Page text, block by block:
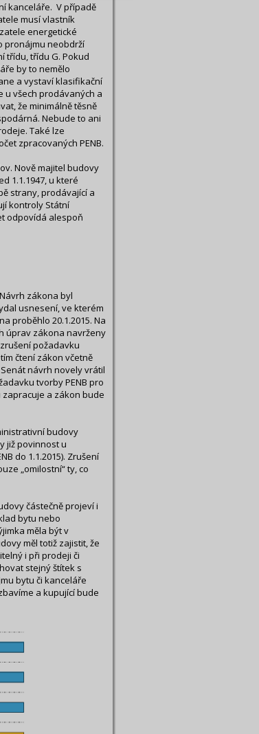
kanceláře. V případě
musí vlastník
energetické
pronájmu neobdrží
třídu, třídu G. Pokud
by to nemělo
a vystaví klasifikační
u všech prodávaných a
že minimálně těsně
Nebude to ani
Také lze
zpracovaných PENB.
Nově majitel budovy
1.1.1947, u které
strany, prodávající a
kontroly Státní
odpovídá alespoň
zákona byl
usnesení, ve kterém
proběhlo 20.1.2015. Na
úprav zákona navrženy
požadavku
čtení zákon včetně
návrh novely vrátil
tvorby PENB pro
a zákon bude
budovy
již povinnost u
do 1.1.2015). Zrušení
„omilostní“ ty, co
částečně projeví i
bytu nebo
měla být v
měl totiž zajistit, že
i při prodeji či
stejný štítek s
bytu či kanceláře
a kupující bude